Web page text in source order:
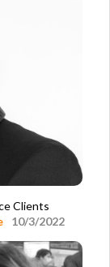
Clients
10/3/2022